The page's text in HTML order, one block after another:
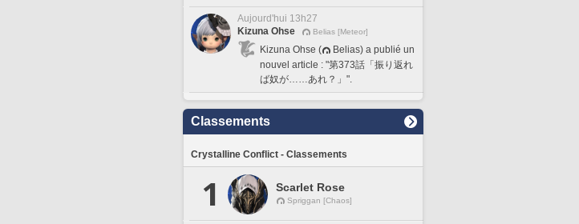
Aujourd'hui 13h27
Kizuna Ohse
Belias [Meteor]
Kizuna Ohse (
Belias) a publié un
nouvel article : "第373話「振り返れ
ば奴が……あれ？」".
Classements
Crystalline Conflict - Classements
1 Scarlet Rose
Spriggan [Chaos]